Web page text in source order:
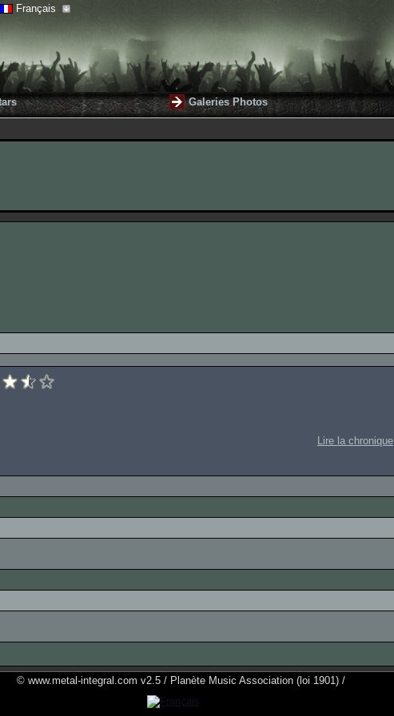
Français
Galeries Photos
Lire la chronique
© www.metal-integral.com v2.5 / Planète Music Association (loi 1901) /